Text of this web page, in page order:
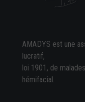
AMADYS est une
lucratif,
loi 1901, de
hémifacial.